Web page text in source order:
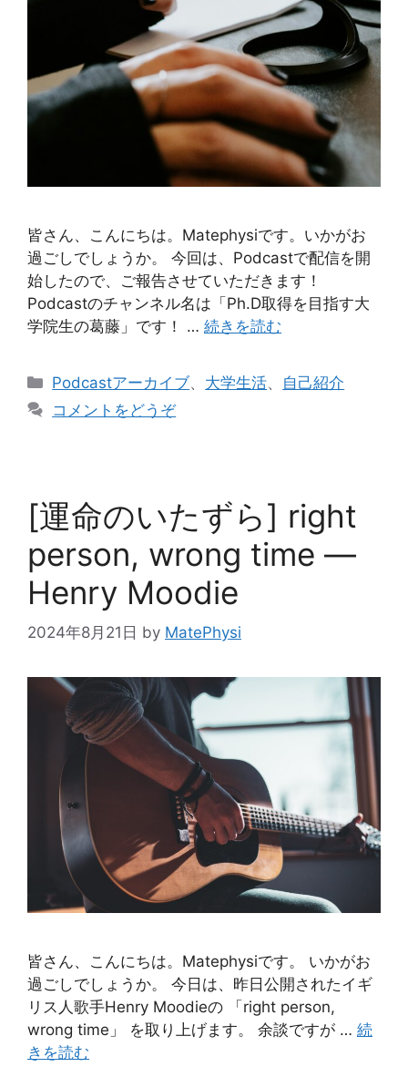
皆さん、こんにちは。Matephysiです。いかがお
過ごしでしょうか。 今回は、Podcastで配信を開
始したので、ご報告させていただきます！
Podcastのチャンネル名は「Ph.D取得を目指す大
学院生の葛藤」です！ … 続きを読む
カ
Podcastアーカイブ、 大学生活、 自己紹介
コメントをどうぞ
[運命のいたずら] right
person, wrong time ―
Henry Moodie
2024年8月21日 by MatePhysi
皆さん、こんにちは。Matephysiです。 いかがお
過ごしでしょうか。 今日は、昨日公開されたイギ
リス人歌手Henry Moodieの 「right person,
wrong time」 を取り上げます。 余談ですが … 続
きを読む